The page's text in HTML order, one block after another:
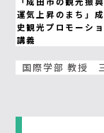
運気上昇のまち」
史観光プロモーシ
講義
国際学部 教授